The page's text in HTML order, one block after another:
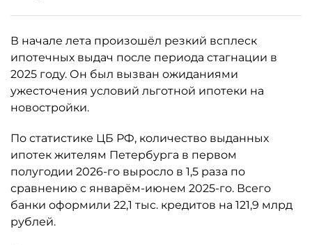
В начале лета произошёл резкий всплеск
ипотечных выдач после периода стагнации в
2025 году. Он был вызван ожиданиями
ужесточения условий льготной ипотеки на
новостройки.
По статистике ЦБ РФ, количество выданных
ипотек жителям Петербурга в первом
полугодии 2026-го выросло в 1,5 раза по
сравнению с январём-июнем 2025-го. Всего
банки оформили 22,1 тыс. кредитов на 121,9 млрд
рублей.